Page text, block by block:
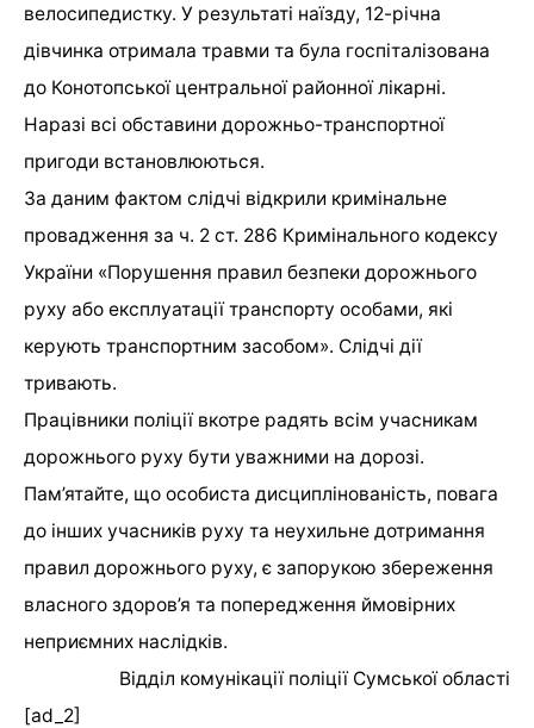
велосипедистку. У результаті наїзду, 12-річна
дівчинка отримала травми та була госпіталізована
до Конотопської центральної районної лікарні.
Наразі всі обставини дорожньо-транспортної
пригоди встановлюються.
За даним фактом слідчі відкрили кримінальне
провадження за ч. 2 ст. 286 Кримінального кодексу
України «Порушення правил безпеки дорожнього
руху або експлуатації транспорту особами, які
керують транспортним засобом». Слідчі дії
тривають.
Працівники поліції вкотре радять всім учасникам
дорожнього руху бути уважними на дорозі.
Пам’ятайте, що особиста дисциплінованість, повага
до інших учасників руху та неухильне дотримання
правил дорожнього руху, є запорукою збереження
власного здоров’я та попередження ймовірних
неприємних наслідків.
Відділ комунікації поліції Сумської області
[ad_2]